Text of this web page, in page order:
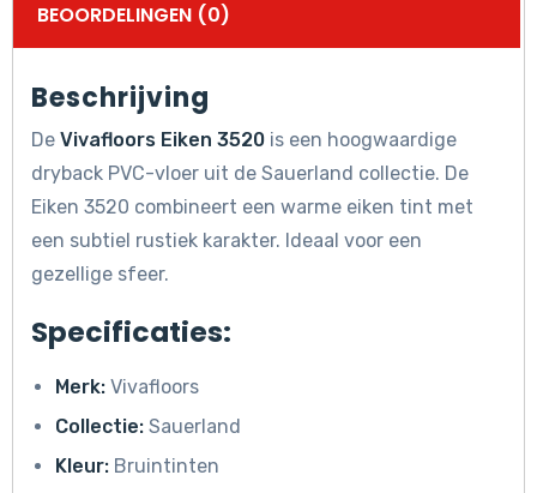
BEOORDELINGEN (0)
Beschrijving
De Vivafloors Eiken 3520 is een hoogwaardige
dryback PVC-vloer uit de Sauerland collectie. De
Eiken 3520 combineert een warme eiken tint met
een subtiel rustiek karakter. Ideaal voor een
gezellige sfeer.
Specificaties:
Merk: Vivafloors
Collectie: Sauerland
Kleur: Bruintinten